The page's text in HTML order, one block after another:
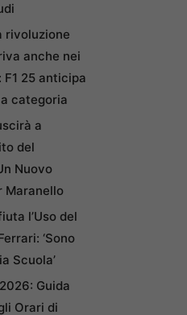
rivoluzione
anche nei
25 anticipa
categoria
a
del
Nuovo
Maranello
l’Uso del
‘Sono
Scuola’
Guida
Orari di